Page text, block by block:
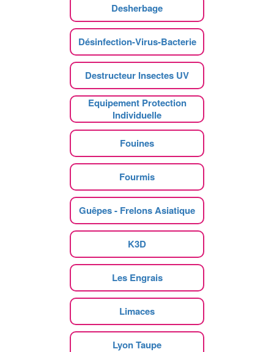
Desherbage
Désinfection-Virus-Bacterie
Destructeur Insectes UV
Equipement Protection
Individuelle
Fouines
Fourmis
Guêpes - Frelons Asiatique
K3D
Les Engrais
Limaces
Lyon Taupe